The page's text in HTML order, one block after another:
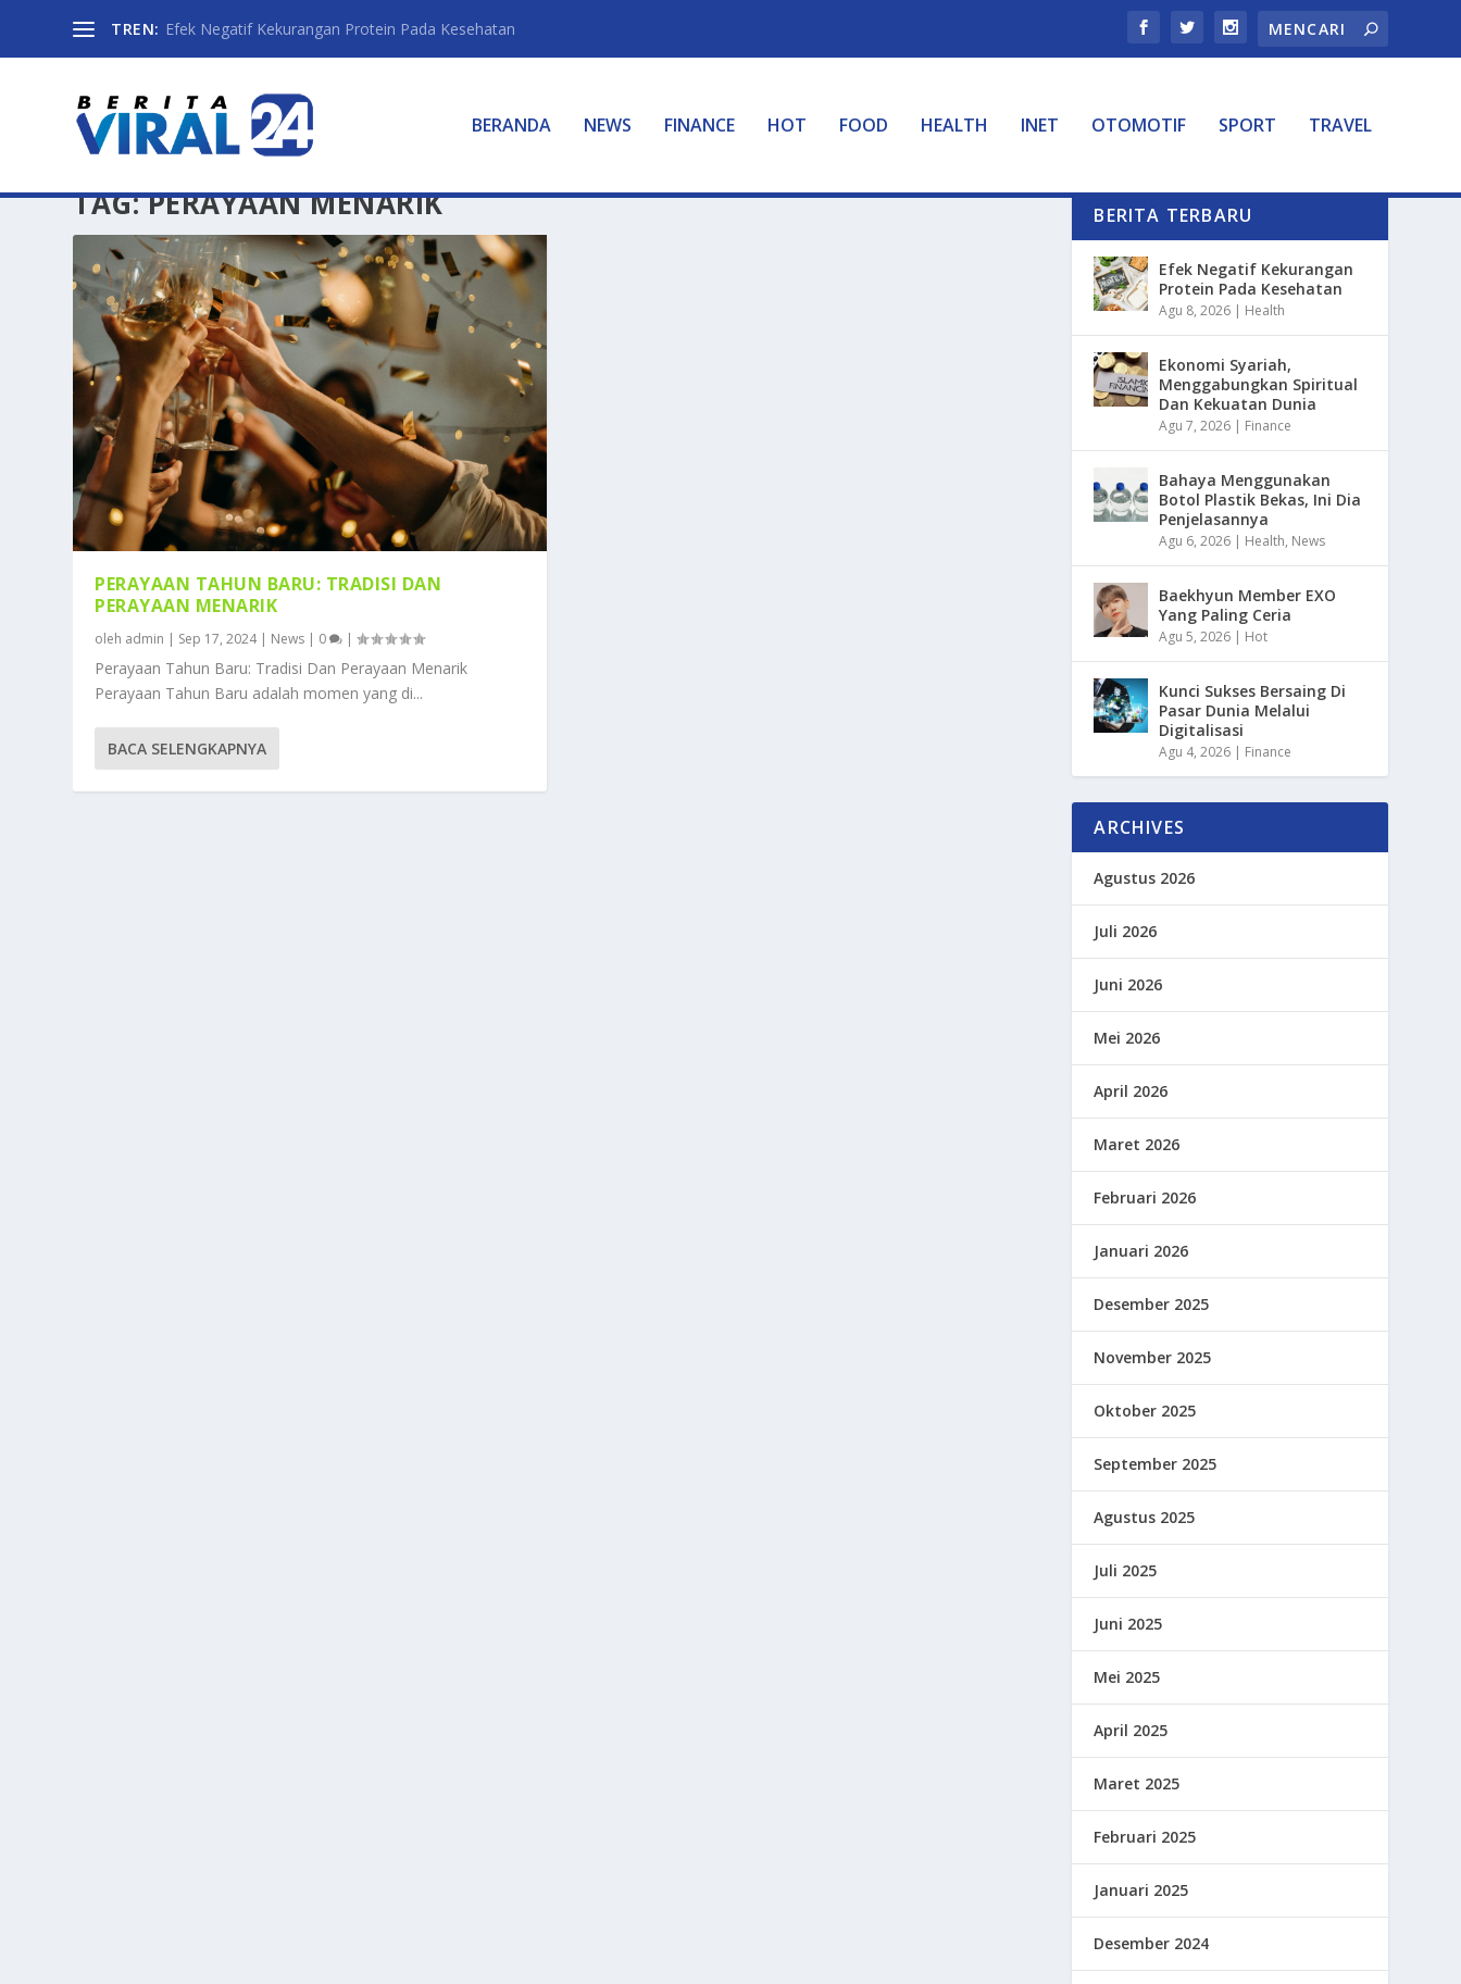
TREN: Efek Negatif Kekurangan Protein Pada Kesehatan
BERANDA NEWS FINANCE HOT FOOD HEALTH INET OTOMOTIF SPORT TRAVEL
TAG:PERAYAAN MENARIK
PERAYAAN TAHUN BARU: TRADISI DAN
PERAYAAN MENARIK
oleh admin | Sep 17, 2024| News | 0 |
Perayaan Tahun Baru: Tradisi Dan Perayaan Menarik
Perayaan Tahun Baru adalah momen yang di...
BACA SELENGKAPNYA
BERITA TERBARU
Efek Negatif Kekurangan
Protein Pada Kesehatan
Agu 8, 2026 | Health
Ekonomi Syariah,
Menggabungkan Spiritual
Dan Kekuatan Dunia
Agu 7, 2026 | Finance
Bahaya Menggunakan
Botol Plastik Bekas, Ini Dia
Penjelasannya
Agu 6, 2026 | Health, News
Baekhyun Member EXO
Yang Paling Ceria
Agu 5, 2026 | Hot
Kunci Sukses Bersaing Di
Pasar Dunia Melalui
Digitalisasi
Agu 4, 2026 | Finance
ARCHIVES
Agustus 2026
Juli 2026
Juni 2026
Mei 2026
April 2026
Maret 2026
Februari 2026
Januari 2026
Desember 2025
November 2025
Oktober 2025
September 2025
Agustus 2025
Juli 2025
Juni 2025
Mei 2025
April 2025
Maret 2025
Februari 2025
Januari 2025
Desember 2024